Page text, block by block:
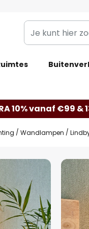
Je
kunt
zoeken
webwinkel
10% vanaf €99 &
Wandlampen